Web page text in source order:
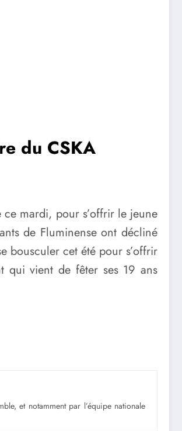
du CSKA
ce mardi, pour s’offrir le jeune
de Fluminense ont décliné
bousculer cet été pour s’offrir
qui vient de fêter ses 19 ans
et notamment par l’équipe nationale